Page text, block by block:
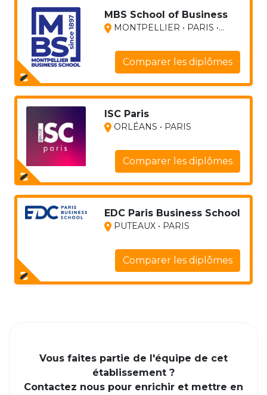
MBS School of Business
MONTPELLIER • PARIS •...
Comparer les diplômes
ISC Paris
ORLÉANS • PARIS
Comparer les diplômes
EDC Paris Business School
PUTEAUX • PARIS
Comparer les diplômes
Vous faites partie de l'équipe de cet
établissement ?
Contactez nous pour enrichir et mettre en